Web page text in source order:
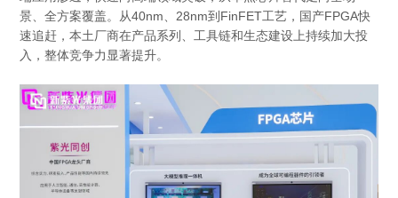
景、全方案覆盖。从40nm、28nm到FinFET工艺，国产FPGA快
速追赶，本土厂商在产品系列、工具链和生态建设上持续加大投
入，整体竞争力显著提升。